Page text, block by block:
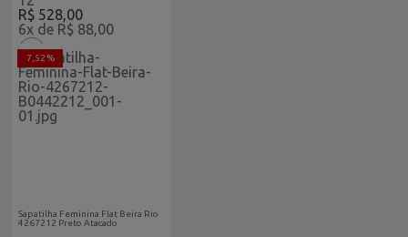
R$ 528,00
6x de R$ 88,00
7,52 %
Sapatilha Feminina Flat Beira Rio
4267212 Preto Atacado